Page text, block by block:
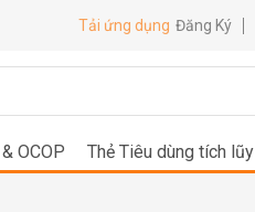
Tải ứng dụng Đăng Ký
OCOP Thẻ Tiêu dùng tích lũy